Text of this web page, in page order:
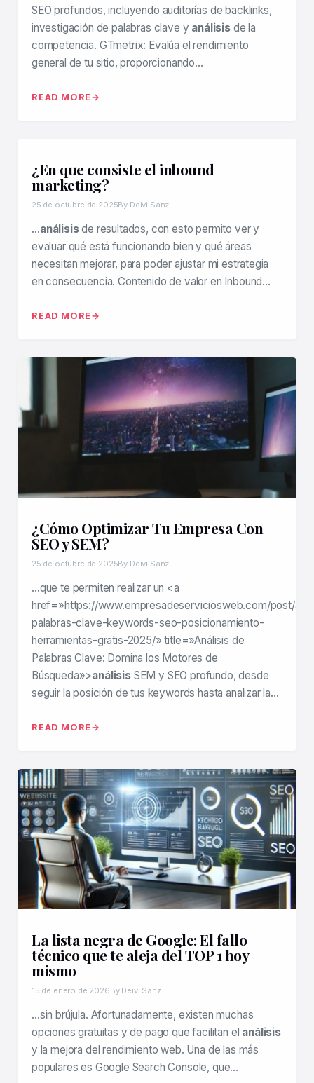
SEO profundos, incluyendo auditorías de backlinks,
investigación de palabras clave y análisisde la
competencia. GTmetrix: Evalúa el rendimiento
general de tu sitio, proporcionando…
READ MORE
¿En que consiste el inbound
marketing?
25 de octubre de 2025By Deivi Sanz
…análisisde resultados, con esto permito ver y
evaluar qué está funcionando bien y qué áreas
necesitan mejorar, para poder ajustar mi estrategia
en consecuencia. Contenido de valor en Inbound…
READ MORE
¿Cómo Optimizar Tu Empresa Con
SEO y SEM?
25 de octubre de 2025By Deivi Sanz
…que te permiten realizar un <a
href=»https://www.empresadeserviciosweb.com/post/
palabras-clave-keywords-seo-posicionamiento-
herramientas-gratis-2025/» title=»Análisis de
Palabras Clave: Domina los Motores de
Búsqueda»>análisisSEM y SEO profundo, desde
seguir la posición de tus keywords hasta analizar la…
READ MORE
La lista negra de Google: El fallo
técnico que te aleja del TOP 1 hoy
mismo
15 de enero de 2026By Deivi Sanz
…sin brújula. Afortunadamente, existen muchas
opciones gratuitas y de pago que facilitan el análisis
y la mejora del rendimiento web. Una de las más
populares es Google Search Console, que…